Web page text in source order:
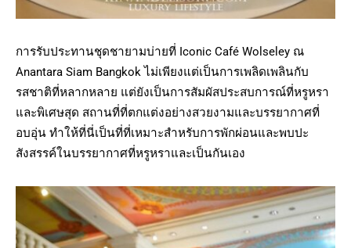
การรับประทานชุดชายามบ่ายที่ Iconic Café Wolseley ณ
Anantara Siam Bangkok ไม่เพียงแต่เป็นการเพลิดเพลินกับ
รสชาติที่หลากหลาย แต่ยังเป็นการสัมผัสประสบการณ์ที่หรูหรา
และพิเศษสุด สถานที่ที่ตกแต่งอย่างสวยงามและบรรยากาศที่
อบอุ่น ทำให้ที่นี่เป็นที่ที่เหมาะสำหรับการพักผ่อนและพบปะ
สังสรรค์ในบรรยากาศที่หรูหราและเป็นกันเอง